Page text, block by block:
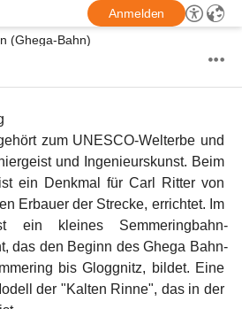
Anmelden
(Ghega-Bahn)
zum UNESCO-Welterbe und
und Ingenieurskunst. Beim
ein Denkmal für Carl Ritter von
Erbauer der Strecke, errichtet. Im
ein kleines Semmeringbahn-
das den Beginn des Ghega Bahn-
bis Gloggnitz, bildet. Eine
der "Kalten Rinne", das in der